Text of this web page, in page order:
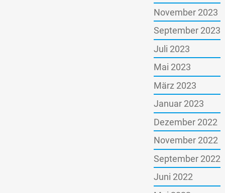
November 2023
September 2023
Juli 2023
Mai 2023
März 2023
Januar 2023
Dezember 2022
November 2022
September 2022
Juni 2022